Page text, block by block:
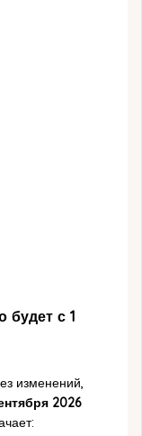
будет с 1
изменений,
2026